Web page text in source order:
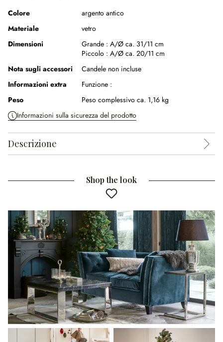
Colore
argento antico
Materiale
vetro
Dimensioni
Grande : A/Ø ca. 31/11 cm
Piccolo : A/Ø ca. 20/11 cm
Nota sugli accessori
Candele non incluse
Informazioni extra
Funzione :
Peso
Peso complessivo ca. 1,16 kg
Informazioni sulla sicurezza del prodotto
Descrizione
Shop the look